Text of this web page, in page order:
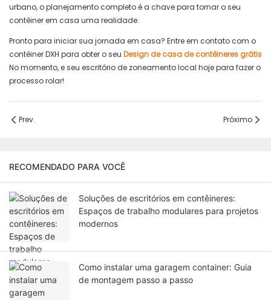
urbano, o planejamento completo é a chave para tornar o seu
contêiner em casa uma realidade.
Pronto para iniciar sua jornada em casa? Entre em contato com o
contêiner DXH para obter o seu Design de casa de contêineres grátis
No momento, e seu escritório de zoneamento local hoje para fazer o
processo rolar!
Prev. Próximo
RECOMENDADO PARA VOCÊ
Soluções de escritórios em contêineres:
Espaços de trabalho modulares para projetos
modernos
Como instalar uma garagem container: Guia
de montagem passo a passo